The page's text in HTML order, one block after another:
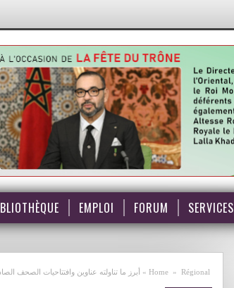
EMPLOI FORUM SERVICES
Home » Régional
» أبرز ما تناولته عناوين وافتتاحيات الصحف